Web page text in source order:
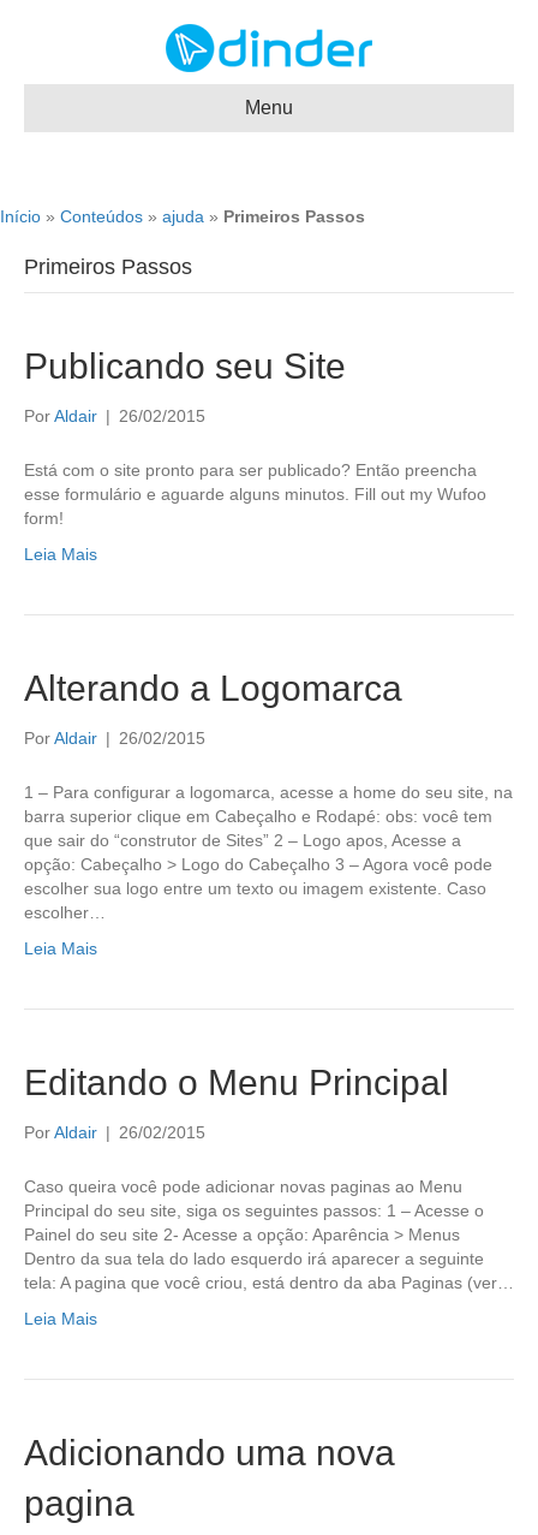
Menu
Início » Conteúdos » ajuda » Primeiros Passos
Primeiros Passos
Publicando seu Site
PorAldair | 26/02/2015
Está com o site pronto para ser publicado? Então preencha
esse formulário e aguarde alguns minutos. Fill out my Wufoo
form!
Leia Mais
Alterando a Logomarca
PorAldair | 26/02/2015
1 – Para configurar a logomarca, acesse a home do seu site, na
barra superior clique em Cabeçalho e Rodapé: obs: você tem
que sair do “construtor de Sites” 2 – Logo apos, Acesse a
opção: Cabeçalho > Logo do Cabeçalho 3 – Agora você pode
escolher sua logo entre um texto ou imagem existente. Caso
escolher…
Leia Mais
Editando o Menu Principal
PorAldair | 26/02/2015
Caso queira você pode adicionar novas paginas ao Menu
Principal do seu site, siga os seguintes passos: 1 – Acesse o
Painel do seu site 2- Acesse a opção: Aparência > Menus
Dentro da sua tela do lado esquerdo irá aparecer a seguinte
tela: A pagina que você criou, está dentro da aba Paginas (ver…
Leia Mais
Adicionando uma nova
pagina